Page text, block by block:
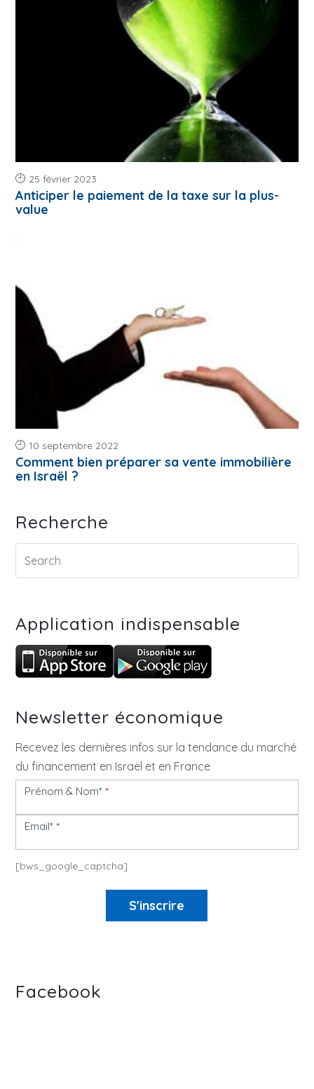
25 février 2023
Anticiper le paiement de la taxe sur la plus-
value
10 septembre 2022
Comment bien préparer sa vente immobilière
en Israël ?
Recherche
Application indispensable
Newsletter économique
Recevez les dernières infos sur la tendance du marché
du financement en Israël et en France
Newsletter
Prénom & Nom**
Email**
[bws_google_captcha]
S'inscrire
Facebook